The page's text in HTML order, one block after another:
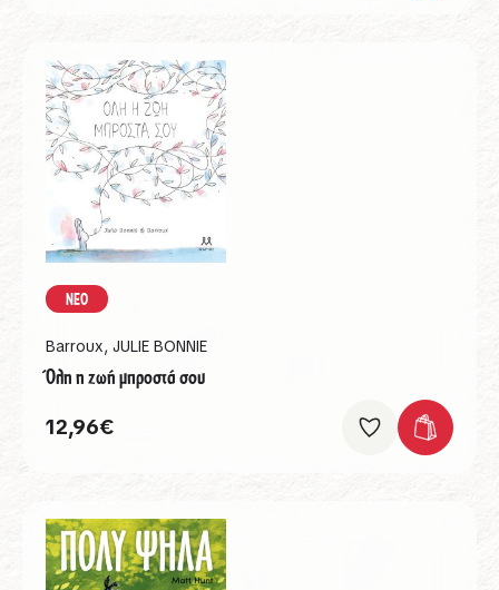
ΝΕΟ
Barroux, JULIE BONNIE
Όλη η ζωή μπροστά σου
12,96€